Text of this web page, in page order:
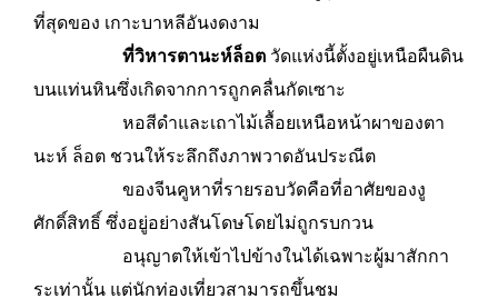
ที่สุดของ เกาะบาหลีอันงดงาม
ที่วิหารตานะห์ล็อต วัดแห่งนี้ตั้งอยู่เหนือผืนดิน
บนแท่นหินซึ่งเกิดจากการถูกคลื่นกัดเซาะ
หอสีดำและเถาไม้เลื้อยเหนือหน้าผาของตา
นะห์ ล็อต ชวนให้ระลึกถึงภาพวาดอันประณีต
ของจีนคูหาที่รายรอบวัดคือที่อาศัยของงู
ศักดิ์สิทธิ์ ซึ่งอยู่อย่างสันโดษโดยไม่ถูกรบกวน
อนุญาตให้เข้าไปข้างในได้เฉพาะผู้มาสักกา
ระเท่านั้น แต่นักท่องเที่ยวสามารถขึ้นชม